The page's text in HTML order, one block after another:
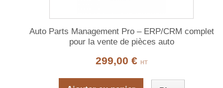
Auto Parts Management Pro – ERP/CRM complet
pour la vente de pièces auto
299,00 € HT